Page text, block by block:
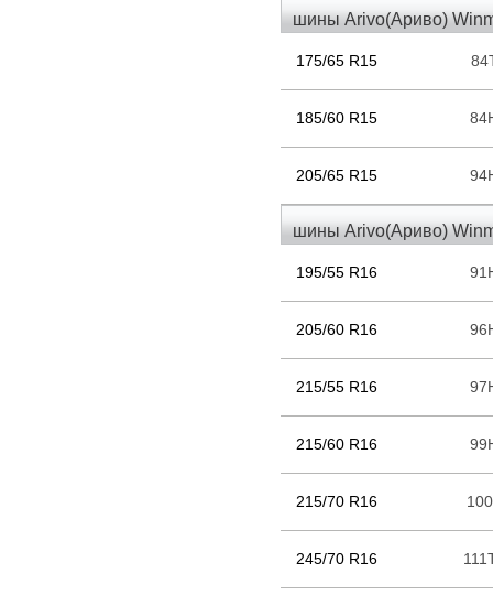
шины Arivo(Ариво)
175/65 R15
185/60 R15
205/65 R15
шины Arivo(Ариво)
195/55 R16
205/60 R16
215/55 R16
215/60 R16
215/70 R16
245/70 R16